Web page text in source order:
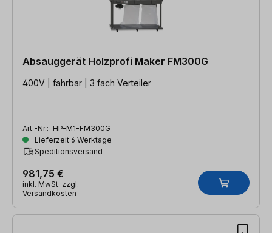
Absauggerät Holzprofi Maker FM300G
400V | fahrbar | 3 fach Verteiler
Art.-Nr.: HP-M1-FM300G
Lieferzeit 6 Werktage
Speditionsversand
981,75 €
inkl. MwSt. zzgl.
Versandkosten